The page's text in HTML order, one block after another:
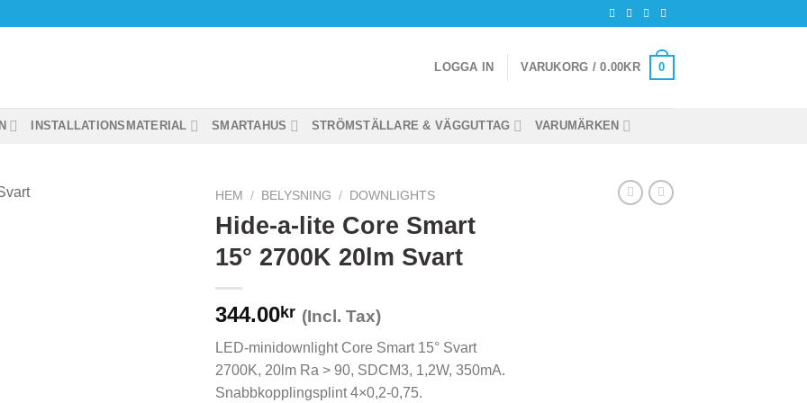
LOGGA IN VARUKORG /0.00KR 0
INSTALLATIONSMATERIAL SMARTAHUS STRÖMSTÄLLARE & VÄGGUTTAG VARUMÄRKEN
HEM / BELYSNING / DOWNLIGHTS
Hide-a-lite Core Smart
15° 2700K 20lm Svart
344.00kr (Incl. Tax)
LED-minidownlight Core Smart 15° Svart
2700K, 20lm Ra > 90, SDCM3, 1,2W, 350mA.
Snabbkopplingsplint 4×0,2-0,75.